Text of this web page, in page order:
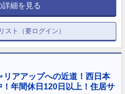
詳細を見る
スト（要ログイン）
アアップへの近道！西日本
年間休日120日以上！住居サ